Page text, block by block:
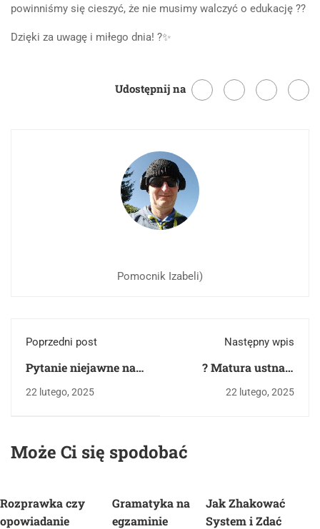
powinniśmy się cieszyć, że nie musimy walczyć o edukację ??
Dzięki za uwagę i miłego dnia! ?✨
Udostępnij na
Pomocnik Izabeli)
Poprzedni post
Pytanie niejawne na
maturze ustnej z
22 lutego, 2025
Następny wpis
? Matura ustna z
polskiego – Jak
22 lutego, 2025
Może Ci się spodobać
Rozprawka czy
opowiadanie
Gramatyka na
egzaminie
Jak Zhakować
System i Zdać